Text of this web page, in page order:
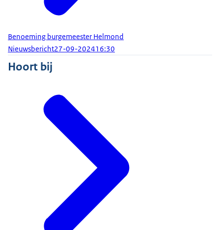
Benoeming burgemeester Helmond
Nieuwsbericht27-09-202416:30
Hoort bij